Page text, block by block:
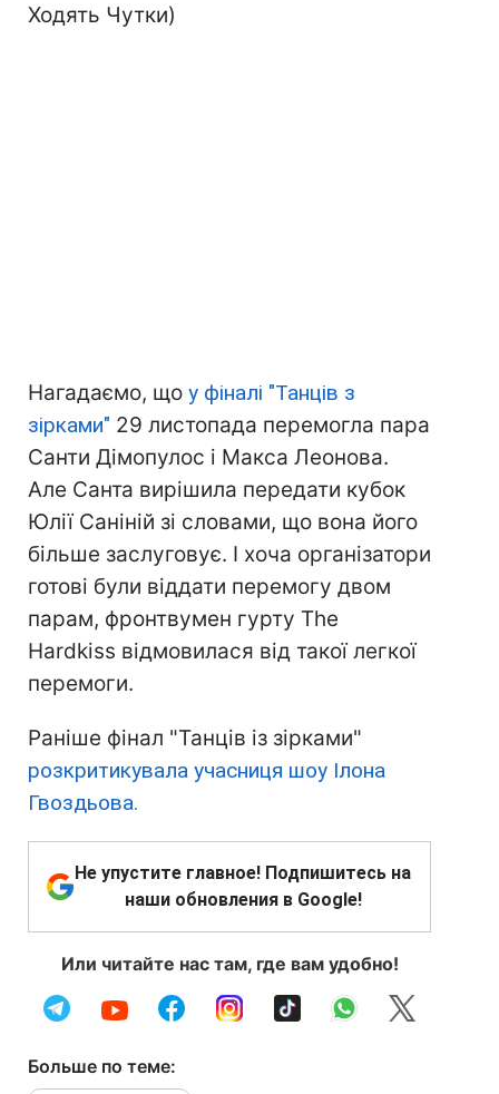
Ходять Чутки)
Нагадаємо, що у фіналі "Танців з
зірками" 29 листопада перемогла пара
Санти Дімопулос і Макса Леонова.
Але Санта вирішила передати кубок
Юлії Саніній зі словами, що вона його
більше заслуговує. І хоча організатори
готові були віддати перемогу двом
парам, фронтвумен гурту The
Hardkiss відмовилася від такої легкої
перемоги.
Раніше фінал "Танців із зірками"
розкритикувала учасниця шоу Ілона
Гвоздьова.
Не упустите главное! Подпишитесь на
наши обновления в Google!
Или читайте нас там, где вам удобно!
Больше по теме: